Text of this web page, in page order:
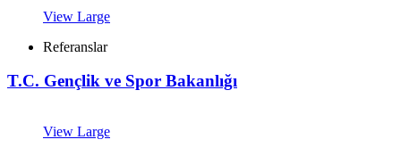
View Large
Referanslar
T.C. Gençlik ve Spor Bakanlığı
View Large